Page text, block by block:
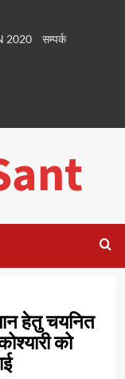
2020
सम्पर्क
हेतु चयनित
को